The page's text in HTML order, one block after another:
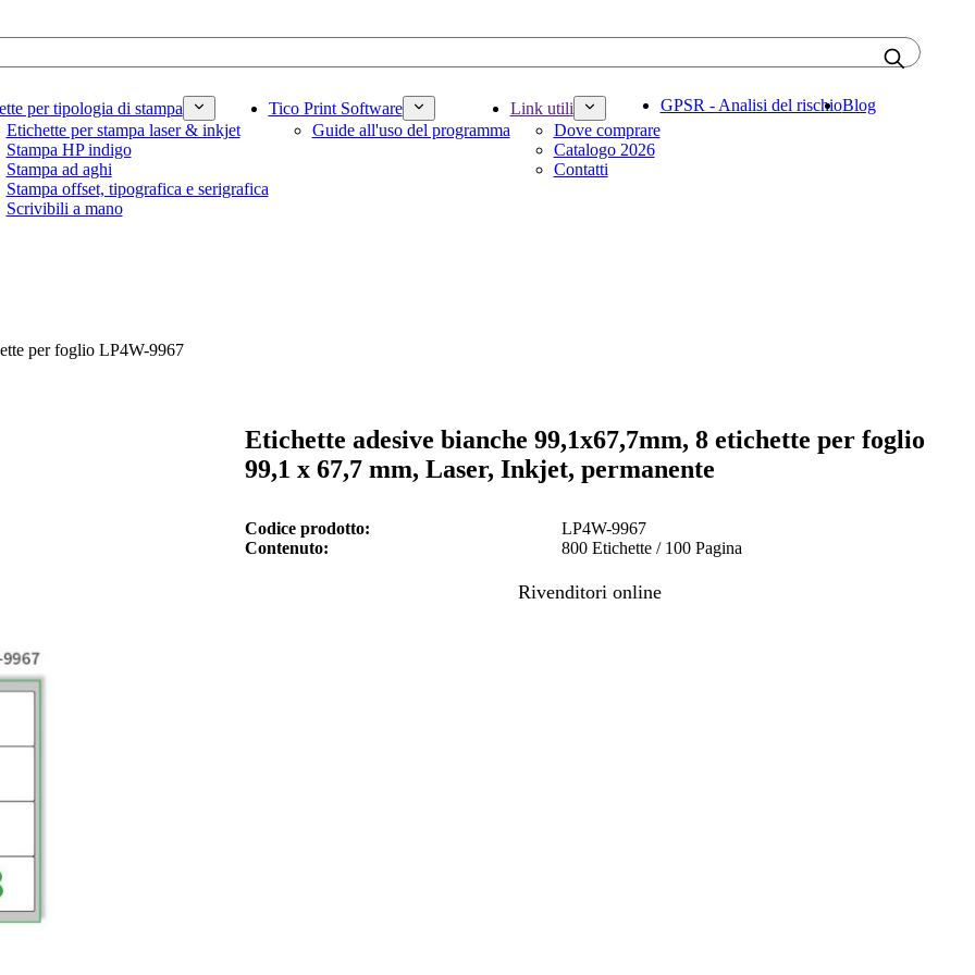
per tipologia di stampa
Etichette per stampa laser & inkjet
Stampa HP indigo
Stampa ad aghi
Stampa offset, tipografica e serigrafica
Scrivibili a mano
Tico Print Software
Guide all'uso del programma
Link utili
Dove comprare
Catalogo 2026
Contatti
GPSR - Analisi del rischioBlog
per foglio LP4W-9967
Etichette adesive bianche 99,1x67,7mm, 8 etichette per foglio
99,1 x 67,7 mm, Laser, Inkjet, permanente
Codice prodotto
LP4W-9967
Contenuto
800 Etichette / 100 Pagina